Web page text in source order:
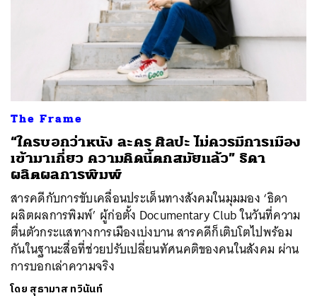
The Frame
“ใครบอกว่าหนัง ละคร ศิลปะ ไม่ควรมีการเมือง
เข้ามาเกี่ยว ความคิดนี้ตกสมัยแล้ว” ธิดา
ผลิตผลการพิมพ์
สารคดีกับการขับเคลื่อนประเด็นทางสังคมในมุมมอง ‘ธิดา
ผลิตผลการพิมพ์’ ผู้ก่อตั้ง Documentary Club ในวันที่ความ
ตื่นตัวกระแสทางการเมืองเบ่งบาน สารคดีก็เติบโตไปพร้อม
กันในฐานะสื่อที่ช่วยปรับเปลี่ยนทัศนคติของคนในสังคม ผ่าน
การบอกเล่าความจริง
โดย สุธามาส ทวินันท์